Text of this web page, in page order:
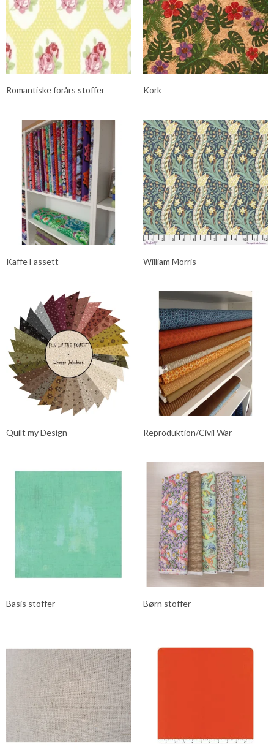
Romantiske forårs stoffer Kork
Kaffe Fassett William Morris
Quilt my Design Reproduktion/Civil War
Basis stoffer Børn stoffer